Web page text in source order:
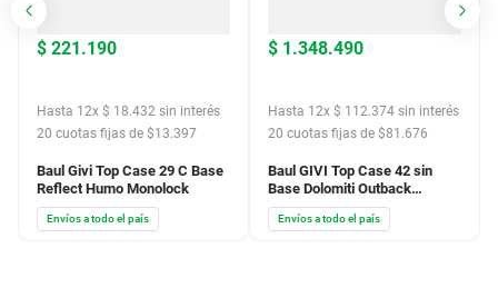
$ 221.190
Hasta 12x $ 18.432 sin interés
20 cuotas fijas de $13.397
Baul Givi Top Case 29 C Base
Reflect Humo Monolock
Envíos a todo el país
$ 1.348.490
Hasta 12x $ 112.374 sin interés
20 cuotas fijas de $81.676
Baul GIVI Top Case 42 sin
Base Dolomiti Outback
Aluminio Negro Cuadrado
Envíos a todo el país